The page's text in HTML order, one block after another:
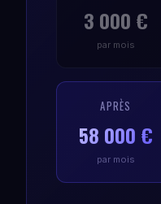
3 000 €
par mois
APRÈS
58 000 €
par mois